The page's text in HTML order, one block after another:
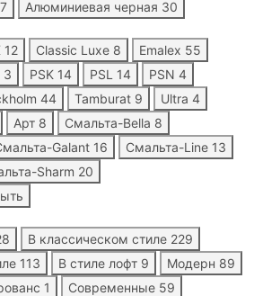
Алюминиевая черная 30
12 Classic Luxe 8 Emalex 55
3 PSK 14 PSL 14 PSN 4
44 Tamburat 9 Ultra 4
Арт 8 Смальта-Bella 8
Galant 16 Смальта-Line 13
Sharm 20
В классическом стиле 229
113 В стиле лофт 9 Модерн 89
1 Современные 59